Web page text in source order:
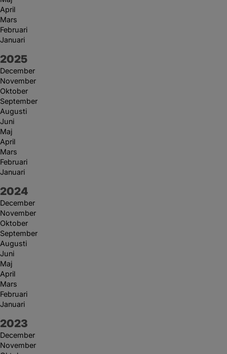
April
Mars
Februari
Januari
År:
2025
December
November
Oktober
September
Augusti
Juni
Maj
April
Mars
Februari
Januari
År:
2024
December
November
Oktober
September
Augusti
Juni
Maj
April
Mars
Februari
Januari
År:
2023
December
November